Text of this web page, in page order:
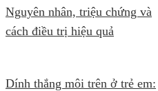
Nguyên nhân, triệu chứng và
cách điều trị hiệu quả
Dính thắng môi trên ở trẻ em: